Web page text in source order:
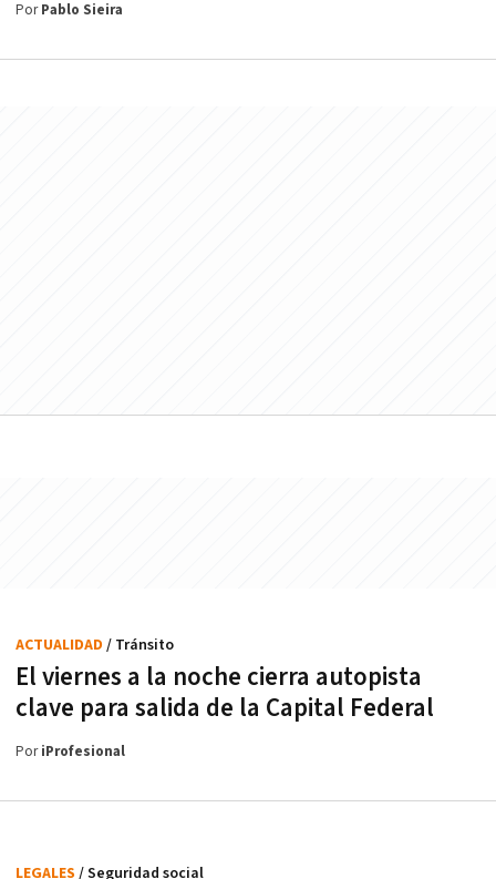
PorPablo Sieira
El viernes a la noche cierra autopista
clave para salida de la Capital Federal
ACTUALIDAD / Tránsito
PoriProfesional
LEGALES / Seguridad social